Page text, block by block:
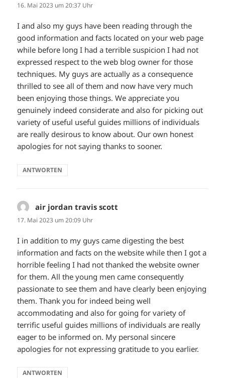
16. Mai 2023 um 20:37 Uhr
I and also my guys have been reading through the
good information and facts located on your web page
while before long I had a terrible suspicion I had not
expressed respect to the web blog owner for those
techniques. My guys are actually as a consequence
thrilled to see all of them and now have very much
been enjoying those things. We appreciate you
genuinely indeed considerate and also for picking out
variety of useful useful guides millions of individuals
are really desirous to know about. Our own honest
apologies for not saying thanks to sooner.
ANTWORTEN
air jordan travis scott
17. Mai 2023 um 20:09 Uhr
I in addition to my guys came digesting the best
information and facts on the website while then I got a
horrible feeling I had not thanked the website owner
for them. All the young men came consequently
passionate to see them and have clearly been enjoying
them. Thank you for indeed being well
accommodating and also for going for variety of
terrific useful guides millions of individuals are really
eager to be informed on. My personal sincere
apologies for not expressing gratitude to you earlier.
ANTWORTEN